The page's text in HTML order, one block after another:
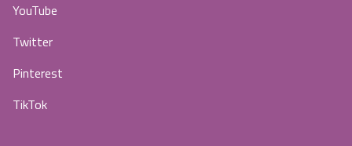
YouTube
Twitter
Pinterest
TikTok